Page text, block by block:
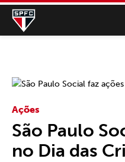
Ações
São Paulo
no Dia das